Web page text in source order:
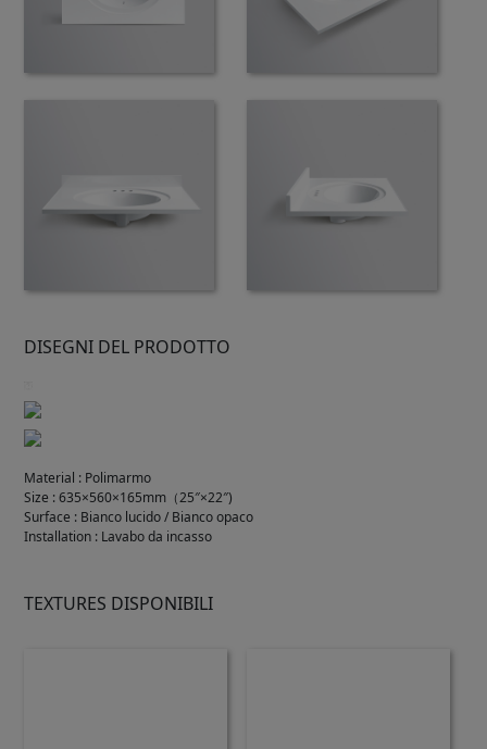
DISEGNI DEL PRODOTTO
Material : Polimarmo
Size :635×560×165mm（25″×22″)
Surface : Bianco lucido / Bianco opaco
Installation : Lavabo da incasso
TEXTURES DISPONIBILI